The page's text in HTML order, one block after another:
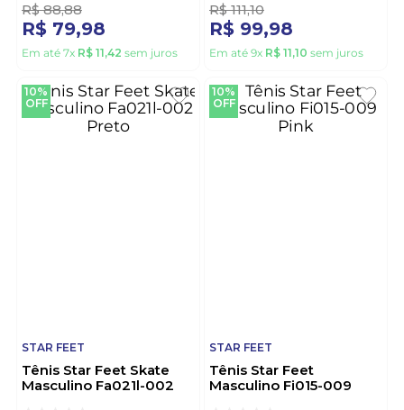
R$ 88,88
R$ 79,98
Em até 7x R$ 11,42 sem juros
R$ 111,10
R$ 99,98
Em até 9x R$ 11,10 sem juros
10%
OFF
STAR FEET
Tênis Star Feet Skate
Masculino Fa021l-002
10%
OFF
STAR FEET
Tênis Star Feet
Masculino Fi015-009